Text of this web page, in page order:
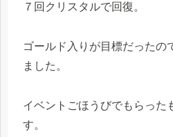
７回クリスタルで回復。
ゴールド入りが目標だったの
ました。
イベントごほうびでもらった
す。